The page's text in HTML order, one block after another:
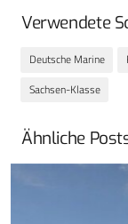
Verwendete
Deutsche Marine
Sachsen-Klasse
Ähnliche